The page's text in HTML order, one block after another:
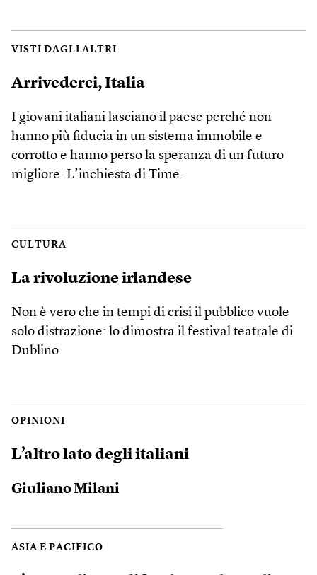
VISTI DAGLI ALTRI
Arrivederci, Italia
I giovani italiani lasciano il paese perché non
hanno più fiducia in un sistema immobile e
corrotto e hanno perso la speranza di un futuro
migliore. L’inchiesta di Time.
CULTURA
La rivoluzione irlandese
Non è vero che in tempi di crisi il pubblico vuole
solo distrazione: lo dimostra il festival teatrale di
Dublino.
OPINIONI
L’altro lato degli italiani
Giuliano Milani
ASIA E PACIFICO